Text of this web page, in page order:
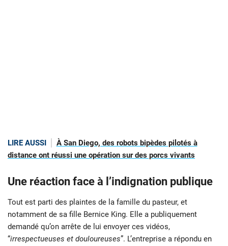
LIRE AUSSI
À San Diego, des robots bipèdes pilotés à
distance ont réussi une opération sur des porcs vivants
Une réaction face à l’indignation publique
Tout est parti des plaintes de la famille du pasteur, et
notamment de sa fille Bernice King. Elle a publiquement
demandé qu’on arrête de lui envoyer ces vidéos,
“irrespectueuses et douloureuses”. L’entreprise a répondu en